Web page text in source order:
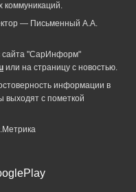
коммуникаций.
— Письменный А.А.
сайта "СарИнформ"
или на страницу с новостью.
информации в
выходят с пометкой